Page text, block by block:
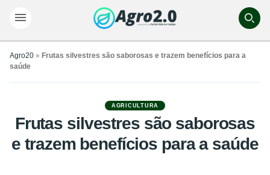
Agro20 » Frutas silvestres são saborosas e trazem benefícios para a
saúde
AGRICULTURA
Frutas silvestres são saborosas
e trazem benefícios para a saúde